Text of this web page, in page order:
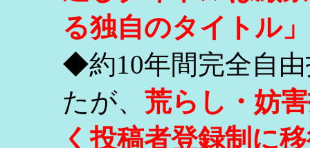
る独自のタイトル
◆約10年間完全自
たが、 荒らし・妨
く投稿者登録制に